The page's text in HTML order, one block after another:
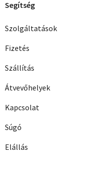
Segítség
Szolgáltatások
Fizetés
Szállítás
Átvevőhelyek
Kapcsolat
Súgó
Elállás